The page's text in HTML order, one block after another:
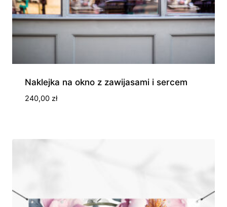
Naklejka na okno z zawijasami i sercem
240,00 zł